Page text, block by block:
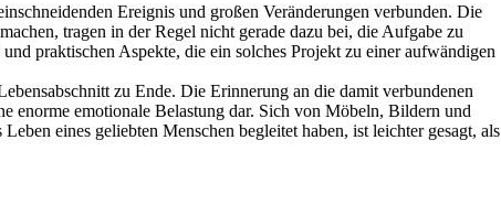
Ereignis und großen Veränderungen verbunden. Die
tragen in der Regel nicht gerade dazu bei, die Aufgabe zu
praktischen Aspekte, die ein solches Projekt zu einer aufwändigen
zu Ende. Die Erinnerung an die damit verbundenen
enorme emotionale Belastung dar. Sich von Möbeln, Bildern und
eines geliebten Menschen begleitet haben, ist leichter gesagt, als